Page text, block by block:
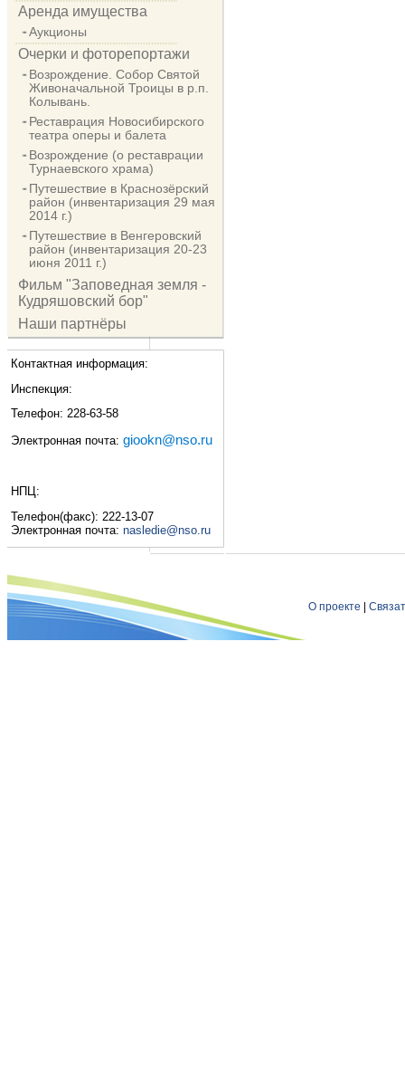
Аренда имущества
Аукционы
Очерки и фоторепортажи
Возрождение. Собор Святой
Живоначальной Троицы в р.п.
Колывань.
Реставрация Новосибирского
театра оперы и балета
Возрождение (о реставрации
Турнаевского храма)
Путешествие в Краснозёрский
район (инвентаризация 29 мая
2014 г.)
Путешествие в Венгеровский
район (инвентаризация 20-23
июня 2011 г.)
Фильм "Заповедная земля -
Кудряшовский бор"
Наши партнёры
Контактная информация:
Инспекция:
Телефон: 228-63-58
Электронная почта: giookn@nso.ru
НПЦ:
Телефон(факс): 222-13-07
Электронная почта: nasledie@nso.ru
О проекте